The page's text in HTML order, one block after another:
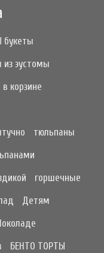
букеты
из эустомы
корзине
тюльпаны
горшечные
Детям
БЕНТО ТОРТЫ